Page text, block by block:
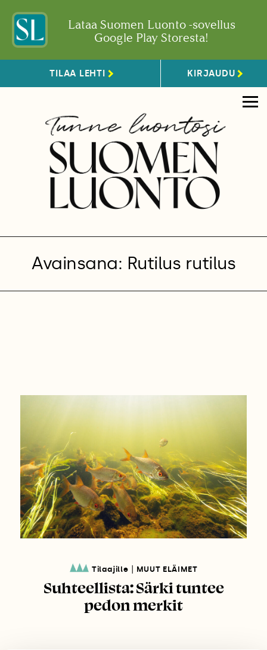
Lataa Suomen Luonto -sovellus
Google Play Storesta!
TILAA LEHTI KIRJAUDU
Avainsana: Rutilus rutilus
Tilaajille MUUT ELÄIMET
Suhteellista: Särki tuntee
pedon merkit